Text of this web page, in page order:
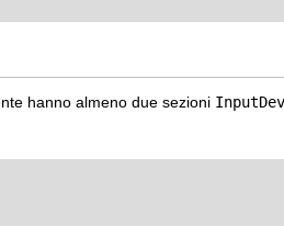
hanno almeno due sezioni